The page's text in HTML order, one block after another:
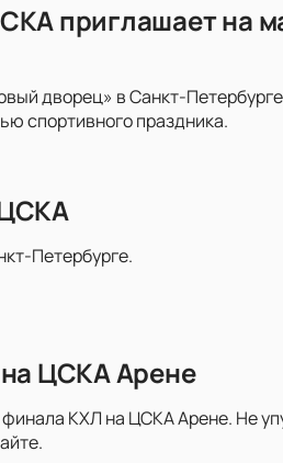
приглашает на
дворец» в Санкт-
спортивного праздника.
Петербурге.
ЦСКА Арене
КХЛ на ЦСКА Арене. Не